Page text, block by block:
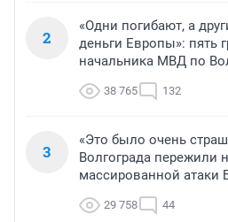
2
«Одни погибают, а
деньги Европы»: пять
начальника МВД по
38 765 132
3
«Это было очень
Волгограда пережили
массированной атаки
29 758 44